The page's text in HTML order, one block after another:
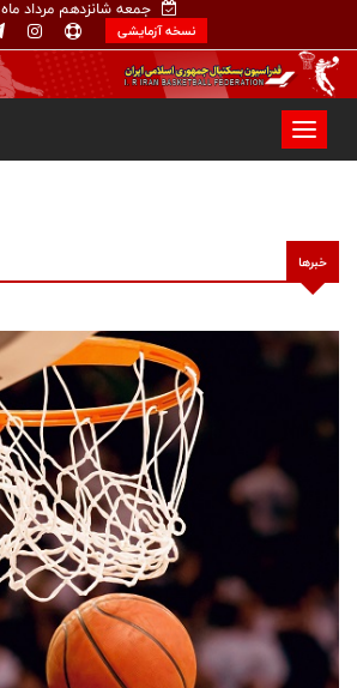
جمعه شانزدهم مرداد ماه
نسخه آزمایشی
خبرها